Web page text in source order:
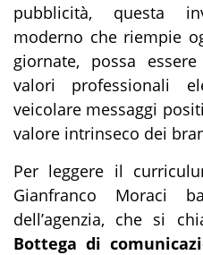
pubblicità, questa
moderno che riempie
giornate, possa
valori professionali
veicolare messaggi
valore intrinseco dei
Per leggere il
Gianfranco Moraci
dell’agenzia, che si
Bottega di